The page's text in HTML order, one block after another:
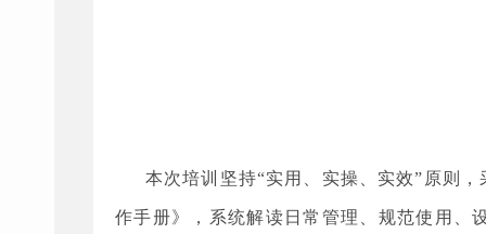
本次培训坚持“实用、实操、实效”原则
作手册》，系统解读日常管理、规范使用、